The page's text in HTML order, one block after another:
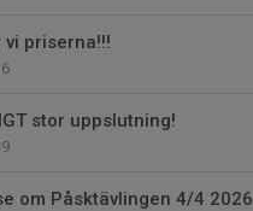
vi priserna!!!
stor uppslutning!
om Påsktävlingen 4/4 2026